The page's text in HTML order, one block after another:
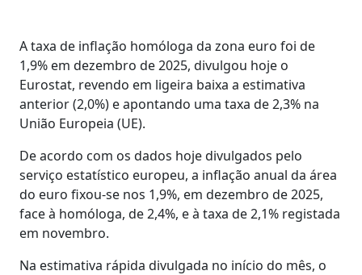
A taxa de inflação homóloga da zona euro foi de
1,9% em dezembro de 2025, divulgou hoje o
Eurostat, revendo em ligeira baixa a estimativa
anterior (2,0%) e apontando uma taxa de 2,3% na
União Europeia (UE).
De acordo com os dados hoje divulgados pelo
serviço estatístico europeu, a inflação anual da área
do euro fixou-se nos 1,9%, em dezembro de 2025,
face à homóloga, de 2,4%, e à taxa de 2,1% registada
em novembro.
Na estimativa rápida divulgada no início do mês, o